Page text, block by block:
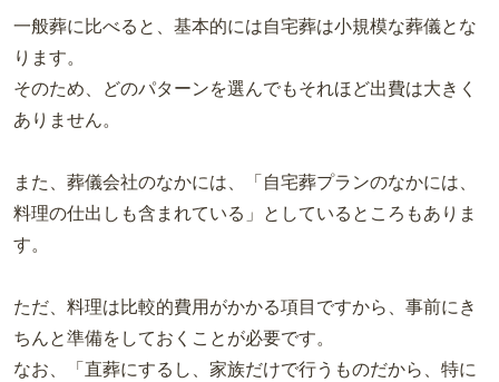
一般葬に比べると、基本的には自宅葬は小規模な葬儀とな
ります。
そのため、どのパターンを選んでもそれほど出費は大きく
ありません。
また、葬儀会社のなかには、「自宅葬プランのなかには、
料理の仕出しも含まれている」としているところもありま
す。
ただ、料理は比較的費用がかかる項目ですから、事前にき
ちんと準備をしておくことが必要です。
なお、「直葬にするし、家族だけで行うものだから、特に